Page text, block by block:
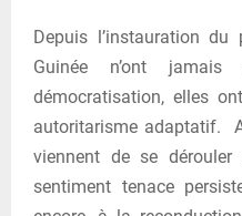
Depuis l’instauration
Guinée n’ont jamais
démocratisation, elles
autoritarisme adaptatif.
viennent de se
sentiment tenace